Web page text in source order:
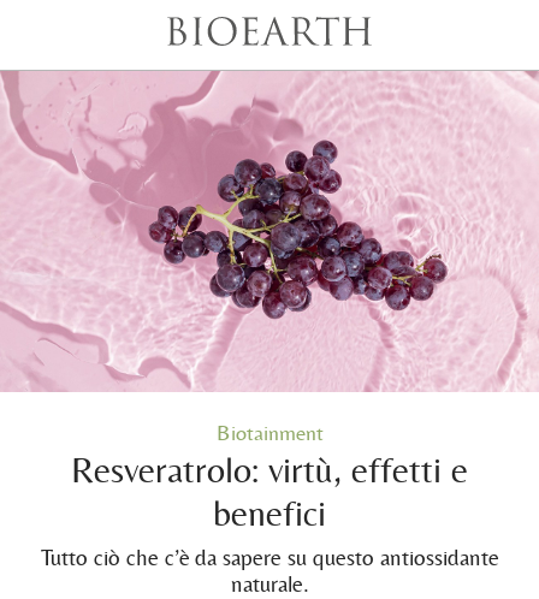
Biotainment
Resveratrolo: virtù, effetti e
benefici
Tutto ciò che c’è da sapere su questo antiossidante
naturale.